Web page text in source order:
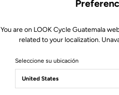
You are on LOOK Cycle Guatemala
related to your localization.
Seleccione su ubicación